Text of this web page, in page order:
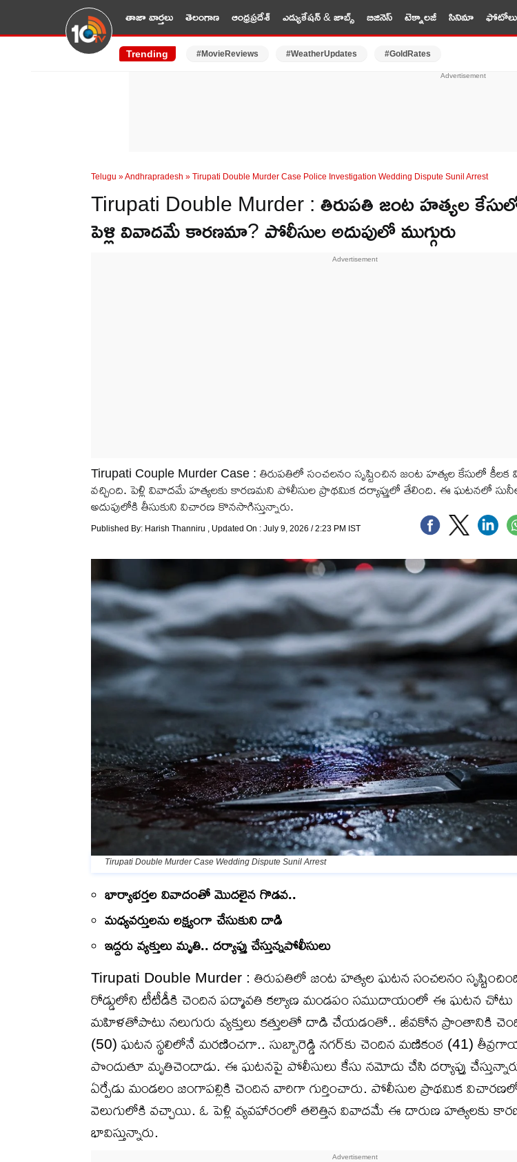
తాజా వార్తలు తెలంగాణ ఆంధ్రప్రదేశ్ ఎడ్యుకేషన్ & జాబ్స్ బిజినెస్ టెక్నాలజీ సినిమా ఫోటోలు
Trending #MovieReviews #WeatherUpdates #GoldRates
Telugu »Andhrapradesh » Tirupati Double Murder Case Police Investigation Wedding Dispute Sunil Arrest
Tirupati Double Murder : తిరుపతి జంట హత్యల కేసులో
పెళ్లి వివాదమే కారణమా? పోలీసుల అదుపులో ముగ్గురు
Tirupati Couple Murder Case : తిరుపతిలో సంచలనం సృష్టించిన జంట హత్యల కేసులో
వచ్చింది. పెళ్లి వివాదమే హత్యలకు కారణమని పోలీసుల ప్రాథమిక దర్యాప్తులో తేలింది. ఈ ఘటనలో
అదుపులోకి తీసుకుని విచారణ కొనసాగిస్తున్నారు.
Published By: Harish Thanniru , Updated On : July 9, 2026 / 2:23 PM IST
Tirupati Double Murder Case Wedding Dispute Sunil Arrest
భార్యాభర్తల వివాదంతో మొదలైన గొడవ..
మధ్యవర్తులను లక్ష్యంగా చేసుకుని దాడి
ఇద్దరు వ్యక్తులు మృతి.. దర్యాప్తు చేస్తున్నపోలీసులు
Tirupati Double Murder : తిరుపతిలో జంట హత్యల ఘటన సంచలనం
రోడ్డులోని టీటీడీకి చెందిన పద్మావతి కల్యాణ మండపం సముదాయంలో ఈ ఘటన చోటు
మహిళతోపాటు నలుగురు వ్యక్తులు కత్తులతో దాడి చేయడంతో.. జీవకోన ప్రాంతానికి
(50) ఘటన స్థలిలోనే మరణించగా.. సుబ్బారెడ్డి నగర్‌కు చెందిన మణికంఠ (41)
పొందుతూ మృతిచెందాడు. ఈ ఘటనపై పోలీసులు కేసు నమోదు చేసి దర్యాప్తు
ఏర్పేడు మండలం జంగాపల్లికి చెందిన వారిగా గుర్తించారు. పోలీసుల ప్రాథమిక
వెలుగులోకి వచ్చాయి. ఓ పెళ్లి వ్యవహారంలో తలెత్తిన వివాదమే ఈ దారుణ హత్యలకు
భావిస్తున్నారు.